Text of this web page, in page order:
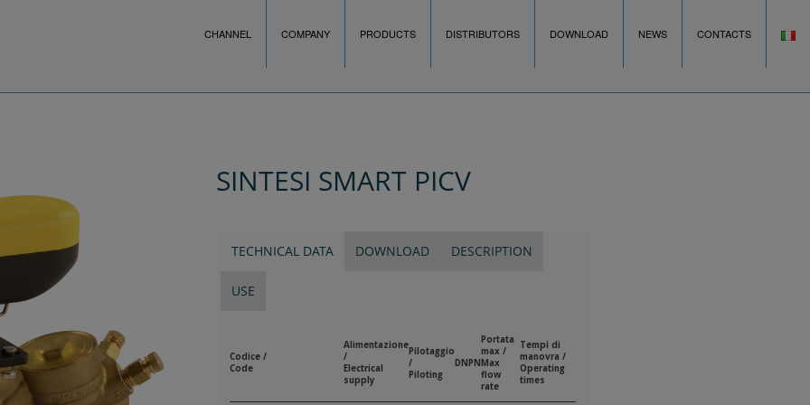
CHANNEL COMPANY PRODUCTS DISTRIBUTORS DOWNLOAD NEWS CONTACTS
SINTESI SMART PICV
TECHNICAL DATA DOWNLOAD DESCRIPTION
USE
Codice /
Code
Alimentazione
/
Electrical
supply
Pilotaggio
/
Piloting
DN PN
Portata
max /
Max
flow
rate
Tempi di
manovra /
Operating
times